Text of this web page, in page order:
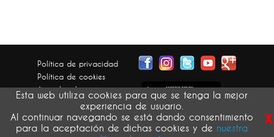
Esta web utiliza cookies para que se tenga la mejor
experiencia de usuario.
Al continuar navegando se está dando consentimiento
para la aceptación de dichas cookies y de nuestra
x
Política de privacidad
Política de cookies
Aviso legal
Condiciones generales
Devolución pedidos
atribución de imágenes